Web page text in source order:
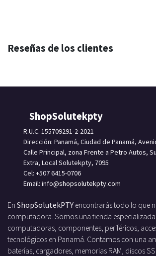
Reseñas de los clientes
ShopSolutekpty
R.U.C. 155709291-2-2021
Dirección: Panamá, Ciudad de Panamá,
Calle Principal, zona Frente a Petro Autos,
Extra, Local Solutekpty, 7095
Cel: +507 6415-0706
Email: info@shopsolutekpty.com
En ShopSolutekPTY encontrarás todo lo que
computadora. Somos una tienda especializada
computadoras, componentes, periféricos,
tecnológicos en Panamá. Contamos con una
baterías, cargadores, memorias RAM, discos